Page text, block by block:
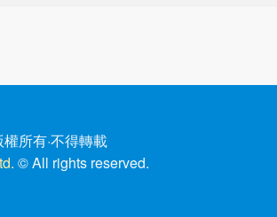
所有·不得轉載
© All rights reserved.